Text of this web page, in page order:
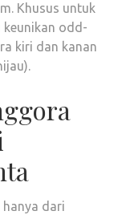
Khusus untuk
keunikan odd-
kiri dan kanan
dari